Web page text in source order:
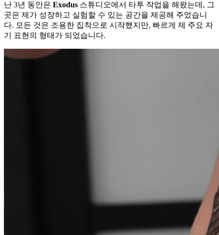
난 3년 동안은 Exodus 스튜디오에서 타투 작업을 해왔는데, 그
곳은 제가 성장하고 실험할 수 있는 공간을 제공해 주었습니
다. 모든 것은 조용한 집착으로 시작했지만, 빠르게 제 주요 자
기 표현의 형태가 되었습니다.